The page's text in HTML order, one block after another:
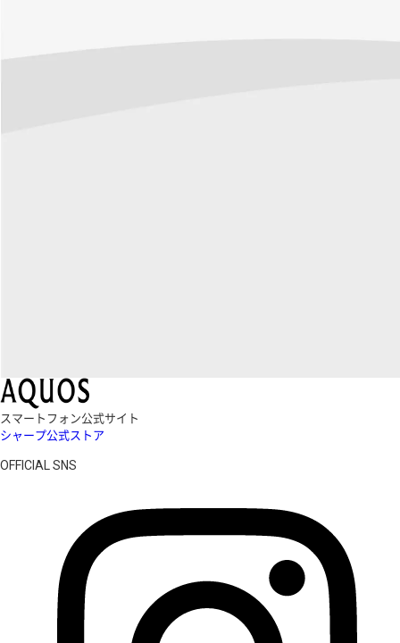
スマートフォン公式サイト
シャープ公式ストア
OFFICIAL SNS